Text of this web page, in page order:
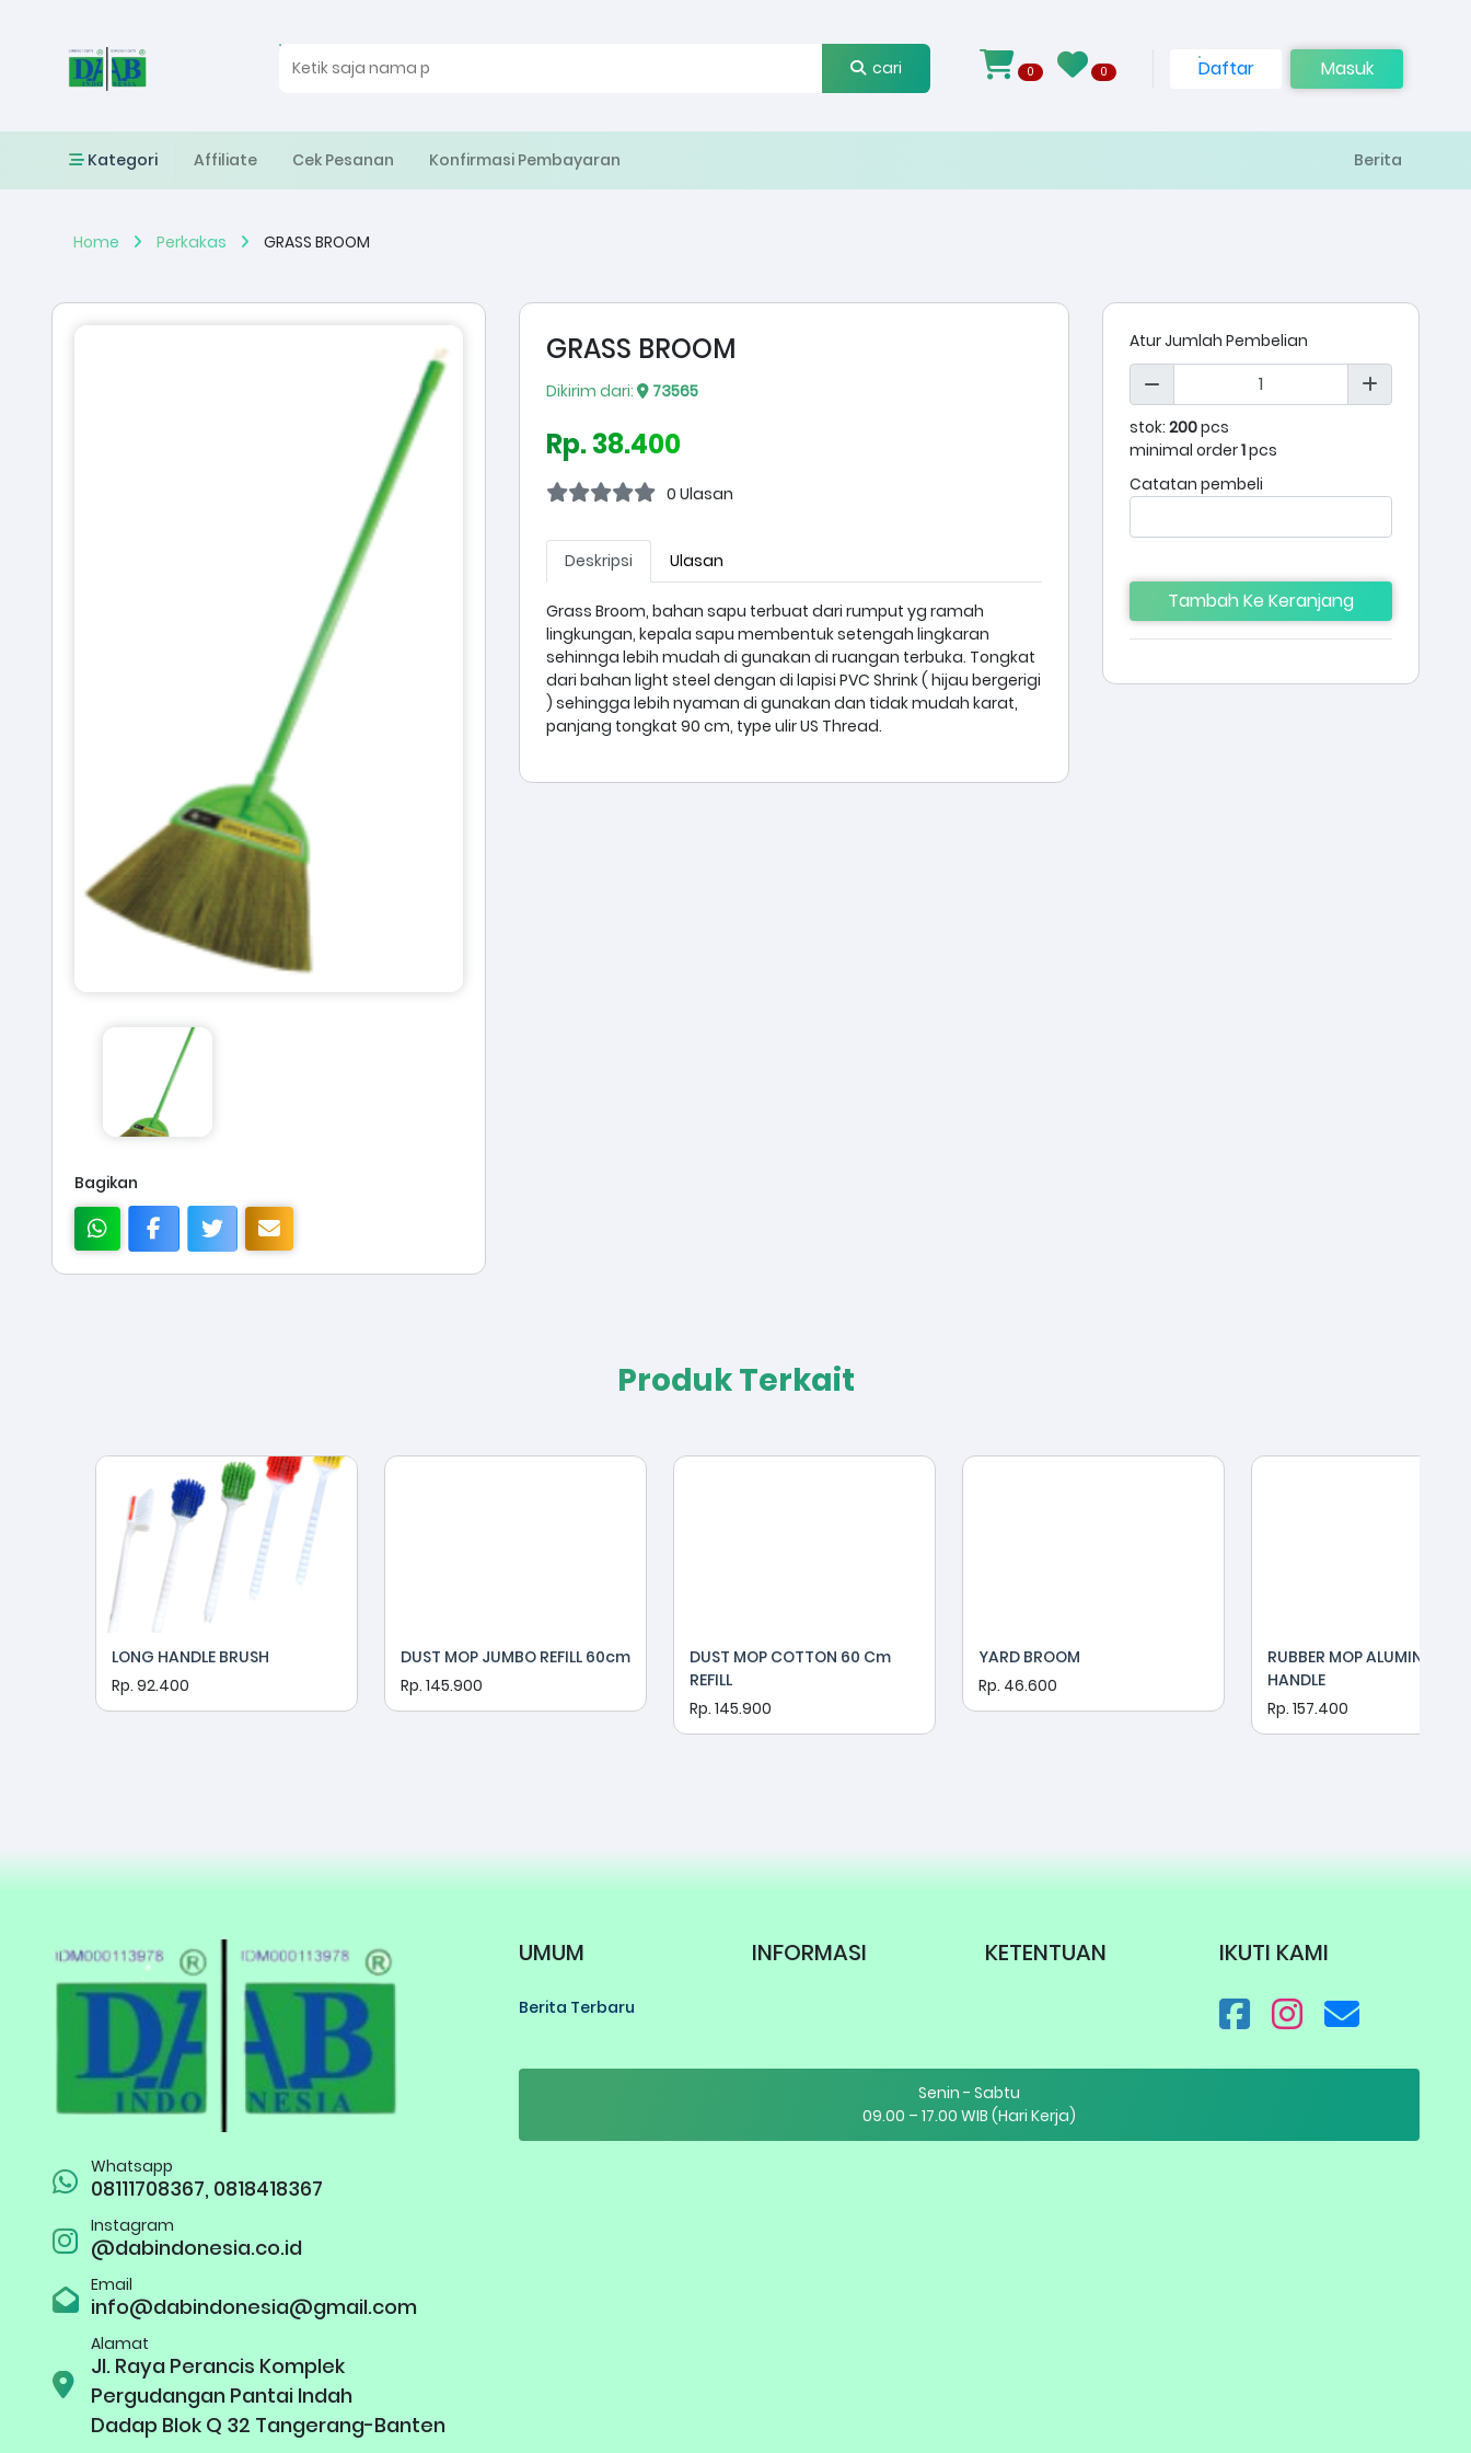
cari 0 0 Daftar Masuk
Kategori Affiliate Cek Pesanan Konfirmasi Pembayaran Berita
Home Perkakas GRASS BROOM
Bagikan
GRASS BROOM
Dikirim dari: 73565
Rp. 38.400
0 Ulasan
Deskripsi Ulasan
Grass Broom, bahan sapu terbuat dari rumput yg ramah
lingkungan, kepala sapu membentuk setengah lingkaran
sehinnga lebih mudah di gunakan di ruangan terbuka. Tongkat
dari bahan light steel dengan di lapisi PVC Shrink ( hijau bergerigi
) sehingga lebih nyaman di gunakan dan tidak mudah karat,
panjang tongkat 90 cm, type ulir US Thread.
Atur Jumlah Pembelian
stok: 200pcs
minimal order1pcs
Catatan pembeli
Tambah Ke Keranjang
Produk Terkait
LONG HANDLE BRUSH
Rp. 92.400
DUST MOP JUMBO REFILL 60cm
Rp. 145.900
DUST MOP COTTON 60 Cm
REFILL
Rp. 145.900
YARD BROOM
Rp. 46.600
RUBBER MOP ALUMINIUM
HANDLE
Rp. 157.400
Whatsapp
08111708367, 0818418367
Instagram
@dabindonesia.co.id
Email
info@dabindonesia@gmail.com
Alamat
Jl. Raya Perancis Komplek
Pergudangan Pantai Indah
Dadap Blok Q 32 Tangerang-Banten
UMUM
Berita Terbaru
INFORMASI KETENTUAN IKUTI KAMI
Senin - Sabtu
09.00 – 17.00 WIB (Hari Kerja)